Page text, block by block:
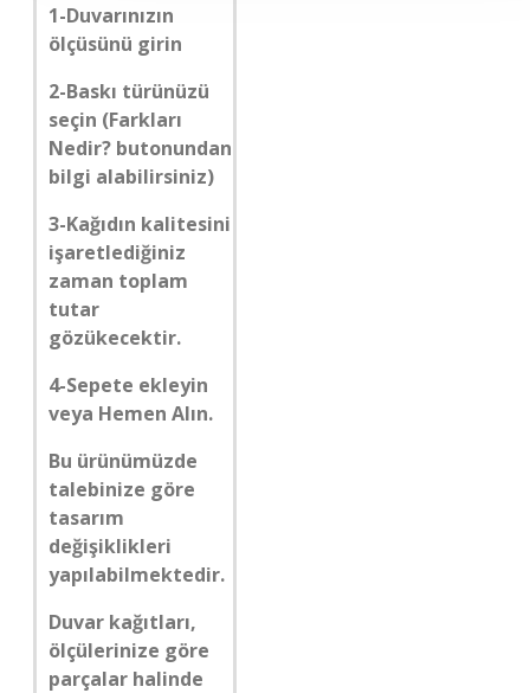
1-Duvarınızın
ölçüsünü girin
2-Baskı türünüzü
seçin (Farkları
Nedir? butonundan
bilgi alabilirsiniz)
3-Kağıdın kalitesini
işaretlediğiniz
zaman toplam
tutar
gözükecektir.
4-Sepete ekleyin
veya Hemen Alın.
Bu ürünümüzde
talebinize göre
tasarım
değişiklikleri
yapılabilmektedir.
Duvar kağıtları,
ölçülerinize göre
parçalar halinde